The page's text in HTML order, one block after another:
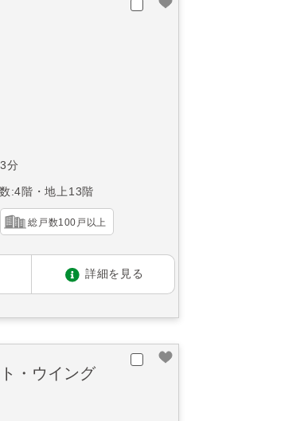
分
:4階・地上13階
総戸数100戸以上
詳細を見る
・ウイング